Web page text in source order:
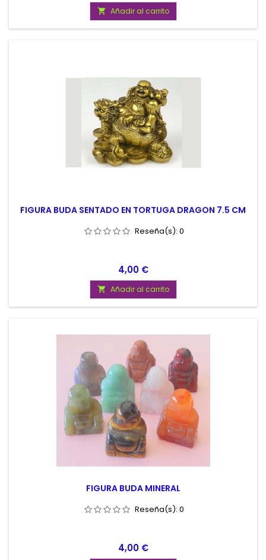
 Añadir al carrito
FIGURA BUDA SENTADO EN TORTUGA DRAGON 7.5 CM
Reseña(s): 0
Precio
4,00 €
 Añadir al carrito
FIGURA BUDA MINERAL
Reseña(s): 0
Precio
4,00 €